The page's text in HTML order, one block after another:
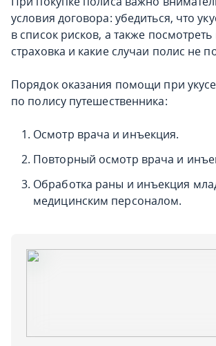
условия договора: убедиться, что
в список рисков, а также посмотреть
страховка и какие случаи полис не
Порядок оказания помощи при
по полису путешественника:
Осмотр врача и инъекция.
Повторный осмотр врача и
Обработка раны и инъекция
медицинским персоналом.